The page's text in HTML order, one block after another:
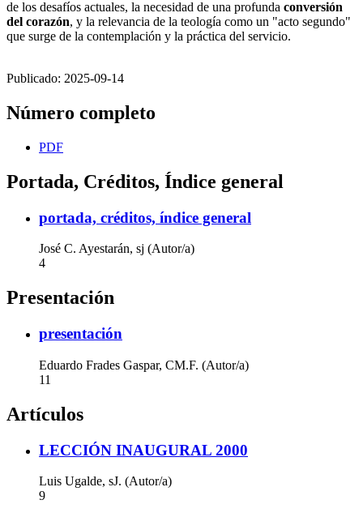
de los desafíos actuales, la necesidad de una profunda conversión
del corazón, y la relevancia de la teología como un "acto segundo"
que surge de la contemplación y la práctica del servicio.
Publicado: 2025-09-14
Número completo
PDF
Portada, Créditos, Índice general
portada, créditos, índice general
José C. Ayestarán, sj (Autor/a)
4
Presentación
presentación
Eduardo Frades Gaspar, CM.F. (Autor/a)
11
Artículos
LECCIÓN INAUGURAL 2000
Luis Ugalde, sJ. (Autor/a)
9